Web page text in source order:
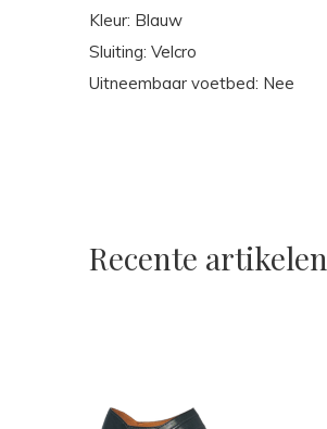
Kleur: Blauw
Sluiting: Velcro
Uitneembaar voetbed: Nee
Recente artikelen